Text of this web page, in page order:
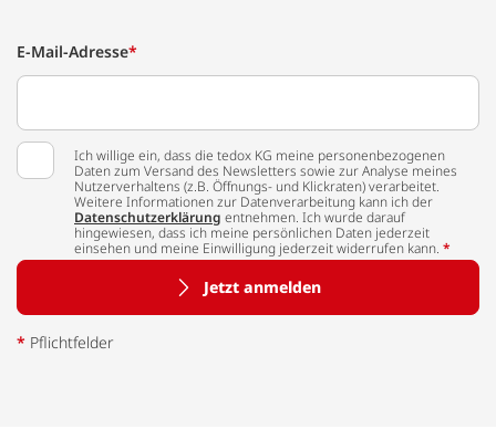
E-Mail-Adresse*
Ich willige ein, dass die tedox KG meine personenbezogenen
Daten zum Versand des Newsletters sowie zur Analyse meines
Nutzerverhaltens (z.B. Öffnungs- und Klickraten) verarbeitet.
Weitere Informationen zur Datenverarbeitung kann ich der
Datenschutzerklärung entnehmen. Ich wurde darauf
hingewiesen, dass ich meine persönlichen Daten jederzeit
einsehen und meine Einwilligung jederzeit widerrufen kann. *
Jetzt anmelden
* Pflichtfelder